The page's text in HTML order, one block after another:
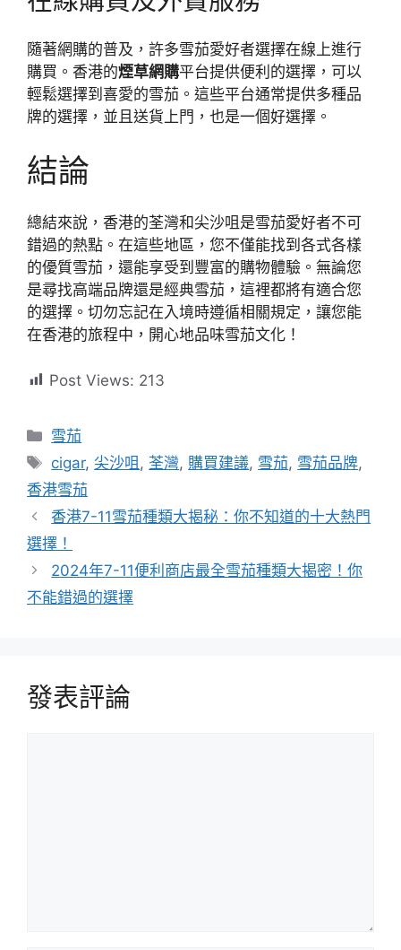
隨著網購的普及，許多雪茄愛好者選擇在線上進行
購買。香港的煙草網購平台提供便利的選擇，可以
輕鬆選擇到喜愛的雪茄。這些平台通常提供多種品
牌的選擇，並且送貨上門，也是一個好選擇。
結論
總結來說，香港的荃灣和尖沙咀是雪茄愛好者不可
錯過的熱點。在這些地區，您不僅能找到各式各樣
的優質雪茄，還能享受到豐富的購物體驗。無論您
是尋找高端品牌還是經典雪茄，這裡都將有適合您
的選擇。切勿忘記在入境時遵循相關規定，讓您能
在香港的旅程中，開心地品味雪茄文化！
Post Views: 213
分
類
雪茄
標
籤
cigar, 尖沙咀 , 荃灣, 購買建議, 雪茄, 雪茄品牌,
香港雪茄
香港7-11雪茄種類大揭秘：你不知道的十大熱門
選擇！
2024年7-11便利商店最全雪茄種類大揭密！你
不能錯過的選擇
發表評論